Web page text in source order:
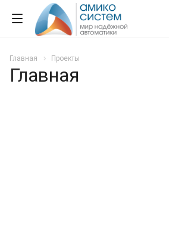
Главная Проекты
Главная